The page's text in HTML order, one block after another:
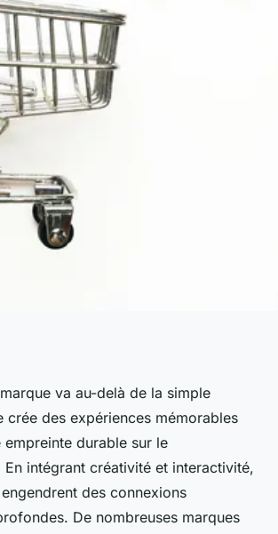
mémorables
de marque à vivre
•6 min de lecture
va au-delà de la simple
crée des expériences mémorables
empreinte durable sur le
En intégrant créativité et interactivité,
des connexions
De nombreuses marques